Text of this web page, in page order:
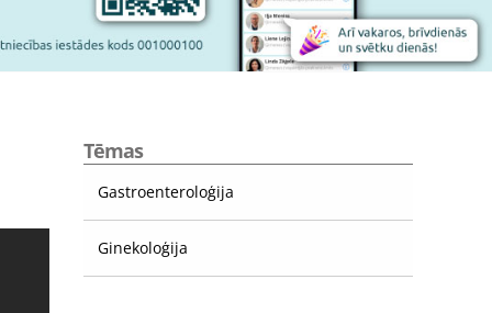
Tēmas
Gastroenteroloģija
Ginekoloģija